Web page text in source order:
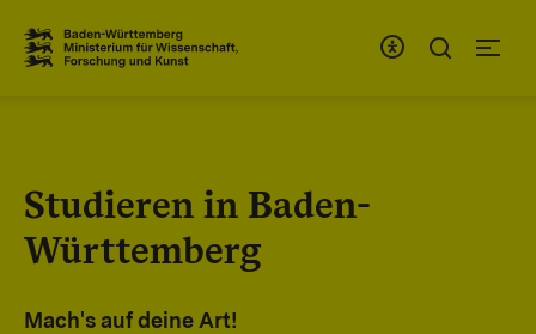
Studieren in Baden-
Württemberg
Mach's auf deine Art!